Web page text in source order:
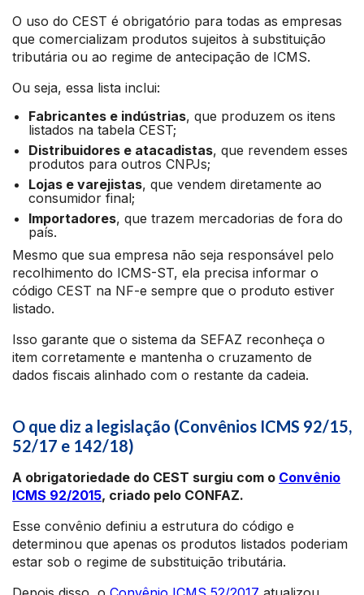
O uso do CEST é obrigatório para todas as empresas
que comercializam produtos sujeitos à substituição
tributária ou ao regime de antecipação de ICMS.
Ou seja, essa lista inclui:
Fabricantes e indústrias, que produzem os itens
listados na tabela CEST;
Distribuidores e atacadistas, que revendem esses
produtos para outros CNPJs;
Lojas e varejistas, que vendem diretamente ao
consumidor final;
Importadores, que trazem mercadorias de fora do
país.
Mesmo que sua empresa não seja responsável pelo
recolhimento do ICMS-ST, ela precisa informar o
código CEST na NF-e sempre que o produto estiver
listado.
Isso garante que o sistema da SEFAZ reconheça o
item corretamente e mantenha o cruzamento de
dados fiscais alinhado com o restante da cadeia.
O que diz a legislação (Convênios ICMS 92/15,
52/17 e 142/18)
A obrigatoriedade do CEST surgiu com o Convênio
ICMS 92/2015, criado pelo CONFAZ.
Esse convênio definiu a estrutura do código e
determinou que apenas os produtos listados poderiam
estar sob o regime de substituição tributária.